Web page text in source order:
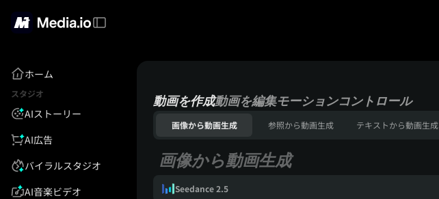
ホーム
スタジオ
AIストーリー
AI広告
バイラルスタジオ
AI音楽ビデオ
動画を作成動画を編集モーションコントロール
画像から動画生成 参照から動画生成 テキストから動画生成
画像から動画生成
Seedance 2.5